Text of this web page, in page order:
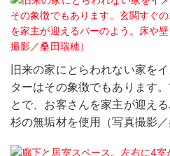
旧来の家にとらわれない家を
ターはその象徴でもあります
とで、お客さんを家主が迎え
杉の無垢材を使用（写真撮影／